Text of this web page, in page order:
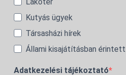
Kutyás ügyek
Társasházi hírek
Állami kisajátításban érintett
Adatkezelési tájékoztató